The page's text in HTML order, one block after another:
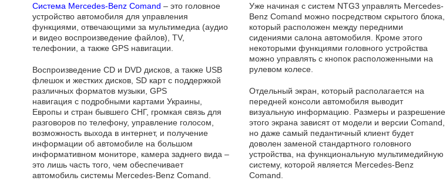
Система Mercedes-Benz Comand – это головное
устройство автомобиля для управления
функциями, отвечающими за мультимедиа (аудио
и видео воспроизведение файлов), TV,
телефонии, а также GPS навигации.
Воспроизведение CD и DVD дисков, а также USB
флешок и жестких дисков, SD карт с поддержкой
различных форматов музыки, GPS
навигация с подробными картами Украины,
Европы и стран бывшего СНГ, громкая связь для
разговоров по телефону, управление голосом,
возможность выхода в интернет, и получение
информации об автомобиле на большом
информативном мониторе, камера заднего вида –
это лишь часть того, чем обеспечивает
автомобиль системы Mercedes-Benz Comand.
Уже начиная с систем NTG3 управлять Mercedes-
Benz Comand можно посредством скрытого блока,
который расположен между передними
сидениями салона автомобиля. Кроме этого
некоторыми функциями головного устройства
можно управлять с кнопок расположенными на
рулевом колесе.
Отдельный экран, который располагается на
передней консоли автомобиля выводит
визуальную информацию. Размеры и разрешение
этого экрана зависят от модели и версии Comand,
но даже самый педантичный клиент будет
доволен заменой стандартного головного
устройства, на функциональную мультимедийную
систему, которой является Mercedes-Benz
Comand.
без камеры заднего вида и с
в котором не было
Автомобиль ML W166 2013
у товарища на таком же
Обратился в эту компанию, так как официальные
дилеры умудрились завести в Украину автомобиль
2017 года без навигации. Уму непостижимо как такое
возможно. На вопрос, как сюда прошить навигацию,